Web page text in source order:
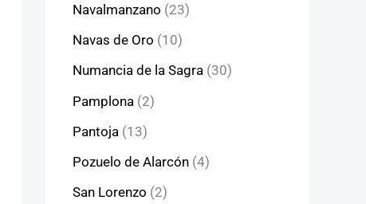
Navalmanzano (23)
Navas de Oro (10)
Numancia de la Sagra (30)
Pamplona (2)
Pantoja (13)
Pozuelo de Alarcón (4)
San Lorenzo (2)